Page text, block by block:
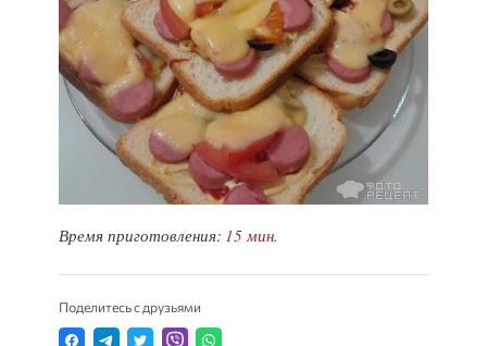
Время приготовления: 15 мин.
Поделитесь с друзьями